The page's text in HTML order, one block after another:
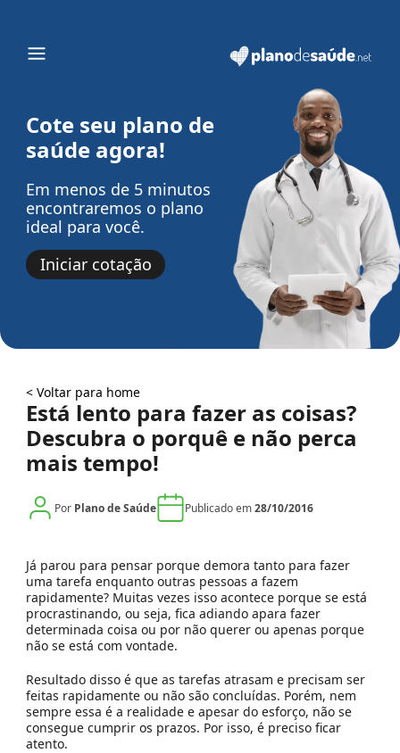
Cote seu plano de
saúde agora!
Em menos de 5 minutos
encontraremos o plano
ideal para você.
Iniciar cotação
< Voltar para home
Está lento para fazer as coisas?
Descubra o porquê e não perca
mais tempo!
Por Plano de Saúde Publicado em28/10/2016
Já parou para pensar porque demora tanto para fazer
uma tarefa enquanto outras pessoas a fazem
rapidamente? Muitas vezes isso acontece porque se está
procrastinando, ou seja, fica adiando apara fazer
determinada coisa ou por não querer ou apenas porque
não se está com vontade.
Resultado disso é que as tarefas atrasam e precisam ser
feitas rapidamente ou não são concluídas. Porém, nem
sempre essa é a realidade e apesar do esforço, não se
consegue cumprir os prazos. Por isso, é preciso ficar
atento.